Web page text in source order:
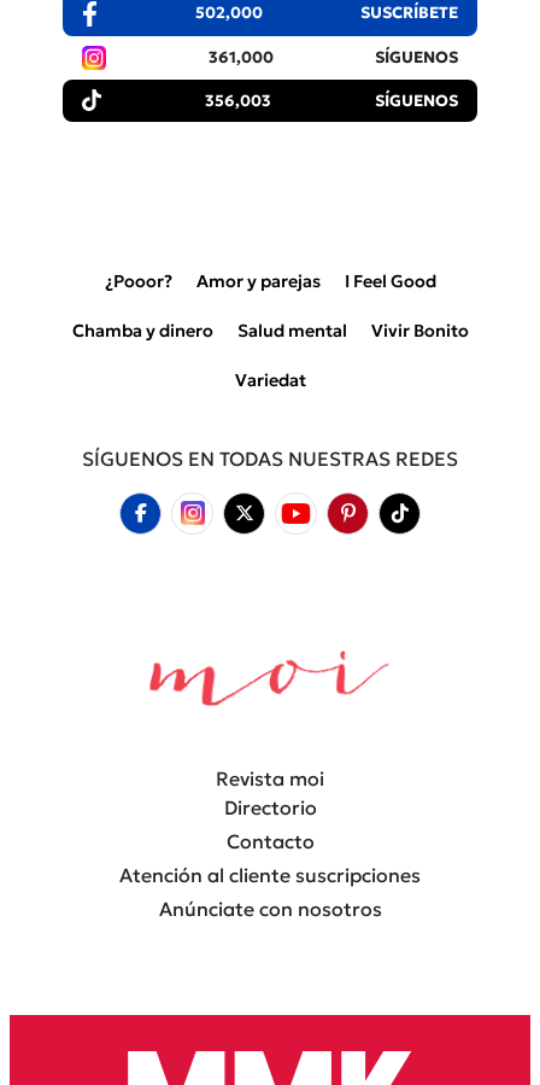
502,000 SUSCRÍBETE
361,000 SÍGUENOS
356,003 SÍGUENOS
¿Pooor? Amor y parejas I Feel Good
Chamba y dinero Salud mental Vivir Bonito
Variedat
SÍGUENOS EN TODAS NUESTRAS REDES
Revista moi
Directorio
Contacto
Atención al cliente suscripciones
Anúnciate con nosotros